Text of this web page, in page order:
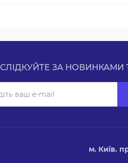
СЛІДКУЙТЕ ЗА НОВИНКАМИ
м. Київ.